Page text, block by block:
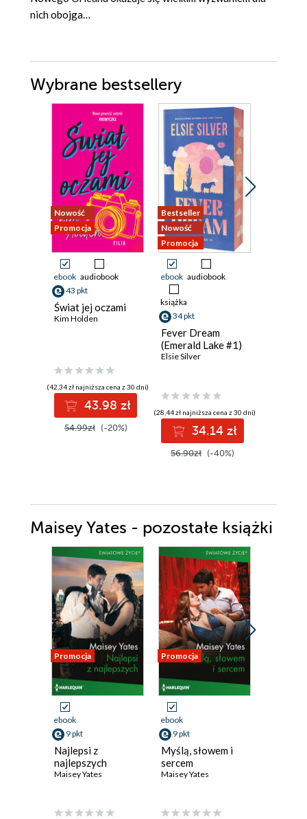
nich obojga…
Wybrane bestsellery
Nowość
Promocja
ebook audiobook
43 pkt
Świat jej oczami
Kim Holden
(42,34 zł najniższa cena z 30 dni)
43.98 zł
54.99zł (-20%)
Bestseller
Nowość
Promocja
ebook audiobook
książka
34 pkt
Fever Dream
(Emerald Lake #1)
Elsie Silver
(28,44 zł najniższa cena z 30 dni)
34.14 zł
56.90zł (-40%)
Maisey Yates - pozostałe książki
Promocja
ebook
9 pkt
Najlepsi z
najlepszych
Maisey Yates
Promocja
ebook
9 pkt
Myślą, słowem i
sercem
Maisey Yates